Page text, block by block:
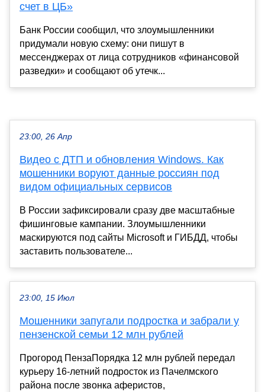
счет в ЦБ»
Банк России сообщил, что злоумышленники
придумали новую схему: они пишут в
мессенджерах от лица сотрудников «финансовой
разведки» и сообщают об утечк...
23:00, 26 Апр
Видео с ДТП и обновления Windows. Как
мошенники воруют данные россиян под
видом официальных сервисов
В России зафиксировали сразу две масштабные
фишинговые кампании. Злоумышленники
маскируются под сайты Microsoft и ГИБДД, чтобы
заставить пользователе...
23:00, 15 Июл
Мошенники запугали подростка и забрали у
пензенской семьи 12 млн рублей
Прогород ПензаПорядка 12 млн рублей передал
курьеру 16-летний подросток из Пачелмского
района после звонка аферистов,